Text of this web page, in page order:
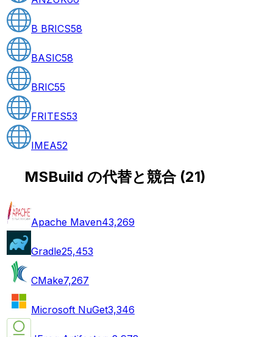
B BRICS58
BASIC58
BRIC55
FRITES53
IMEA52
MSBuild の代替と競合(21)
Apache Maven43,269
Gradle25,453
CMake7,267
Microsoft NuGet3,346